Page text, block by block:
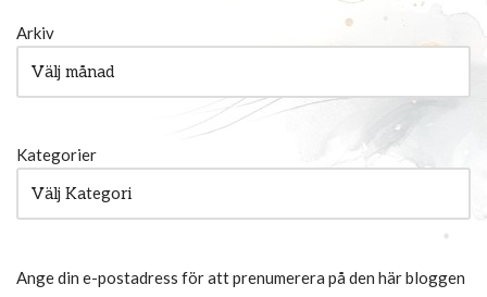
Arkiv
Kategorier
Ange din e-postadress för att prenumerera på den här bloggen